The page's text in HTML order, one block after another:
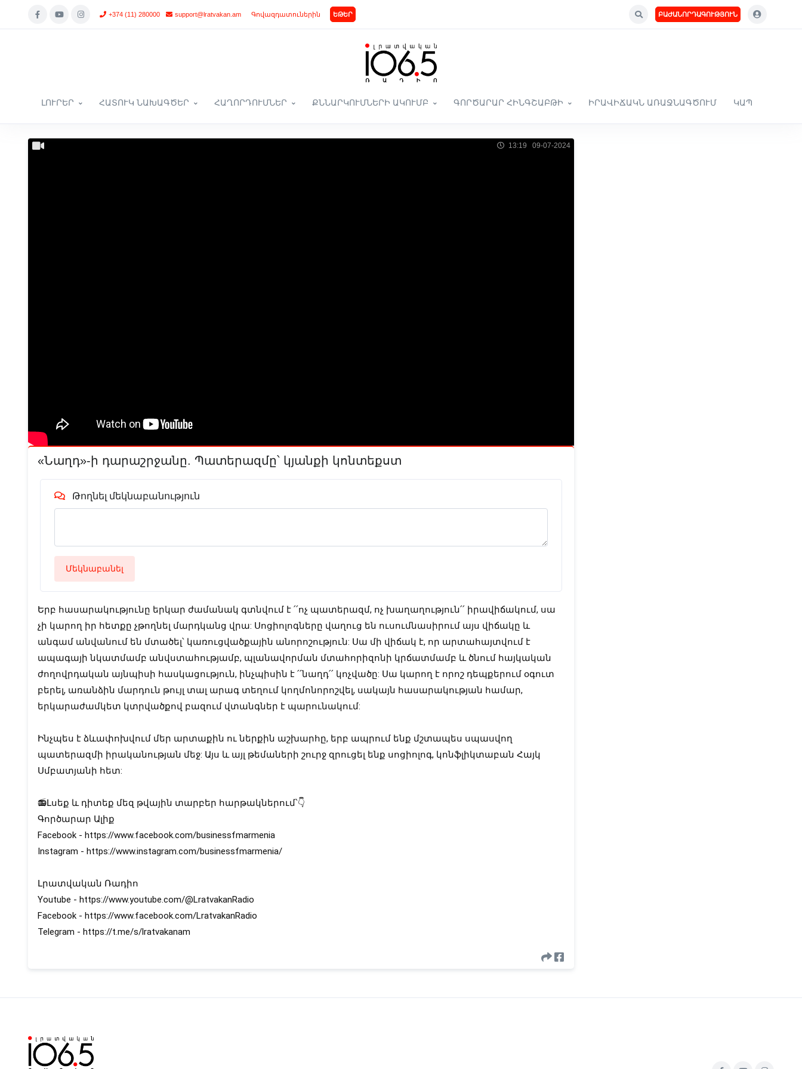
+374 (11) 280000 support@lratvakan.am Գովազդատուներին ԵԹԵՐ ԲԱԺԱՆՈՐԴԱԳՈՒԹՅՈՒՆ
ԼՈՒՐԵՐ ՀԱՏՈՒԿ ՆԱԽԱԳԾԵՐ ՀԱՂՈՐԴՈՒՄՆԵՐ ՔՆՆԱՐԿՈՒՄՆԵՐԻ ԱԿՈՒՄԲ ԳՈՐԾԱՐԱՐ ՀԻՆԳՇԱԲԹԻ ԻՐԱՎԻՃԱԿՆ ԱՌԱՋՆԱԳԾՈՒՄ ԿԱՊ
13:19 09-07-2024
«Նաղդ»-ի դարաշրջանը. Պատերազմը՝ կյանքի կոնտեքստ
Թողնել մեկնաբանություն
Մեկնաբանել
Երբ հասարակությունը երկար ժամանակ գտնվում է ՛՛ոչ պատերազմ, ոչ խաղաղություն՛՛ իրավիճակում, սա
չի կարող իր հետքը չթողնել մարդկանց վրա: Սոցիոլոգները վաղուց են ուսումնասիրում այս վիճակը և
անգամ անվանում են մտածել՝ կառուցվածքային անորոշություն: Սա մի վիճակ է, որ արտահայտվում է
ապագայի նկատմամբ անվստահությամբ, պլանավորման մտահորիզոնի կրճատմամբ և ծնում հայկական
ժողովրդական այնպիսի հասկացություն, ինչպիսին է ՛՛նաղդ՛՛ կոչվածը: Սա կարող է որոշ դեպքերում օգուտ
բերել, առանձին մարդուն թույլ տալ արագ տեղում կողմոնորոշվել, սակայն հասարակության համար,
երկարաժամկետ կտրվածքով բազում վտանգներ է պարունակում:
Ինչպես է ձևափոխվում մեր արտաքին ու ներքին աշխարհը, երբ ապրում ենք մշտապես սպասվող
պատերազմի իրականության մեջ: Այս և այլ թեմաների շուրջ զրուցել ենք սոցիոլոգ, կոնֆլիկտաբան Հայկ
Սմբատյանի հետ:
📻Լսեք և դիտեք մեզ թվային տարբեր հարթակներում՝👇
Գործարար Ալիք
Facebook - https://www.facebook.com/businessfmarmenia
Instagram - https://www.instagram.com/businessfmarmenia/
Լրատվական Ռադիո
Youtube - https://www.youtube.com/@LratvakanRadio
Facebook - https://www.facebook.com/LratvakanRadio
Telegram - https://t.me/s/lratvakanam